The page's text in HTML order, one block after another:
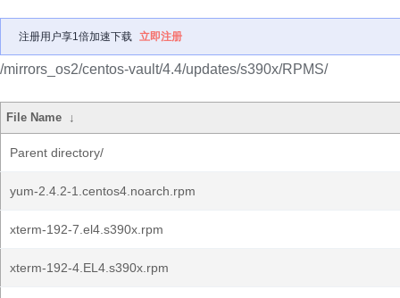
注册用户享1倍加速下载 立即注册
/mirrors_os2/centos-vault/4.4/updates/s390x/RPMS/
File Name ↓
Parent directory/
yum-2.4.2-1.centos4.noarch.rpm
xterm-192-7.el4.s390x.rpm
xterm-192-4.EL4.s390x.rpm